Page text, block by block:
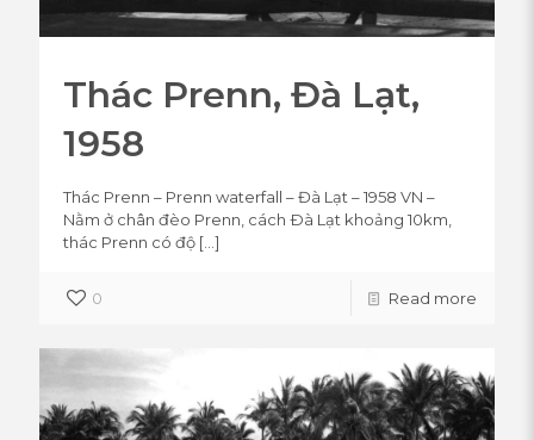
Thác Prenn, Đà Lạt,
1958
Thác Prenn – Prenn waterfall – Đà Lạt – 1958 VN –
Nằm ở chân đèo Prenn, cách Ðà Lạt khoảng 10km,
thác Prenn có độ […]
0 Read more